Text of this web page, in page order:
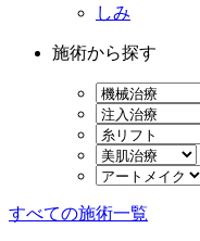
しみ
施術から探す
すべての施術一覧